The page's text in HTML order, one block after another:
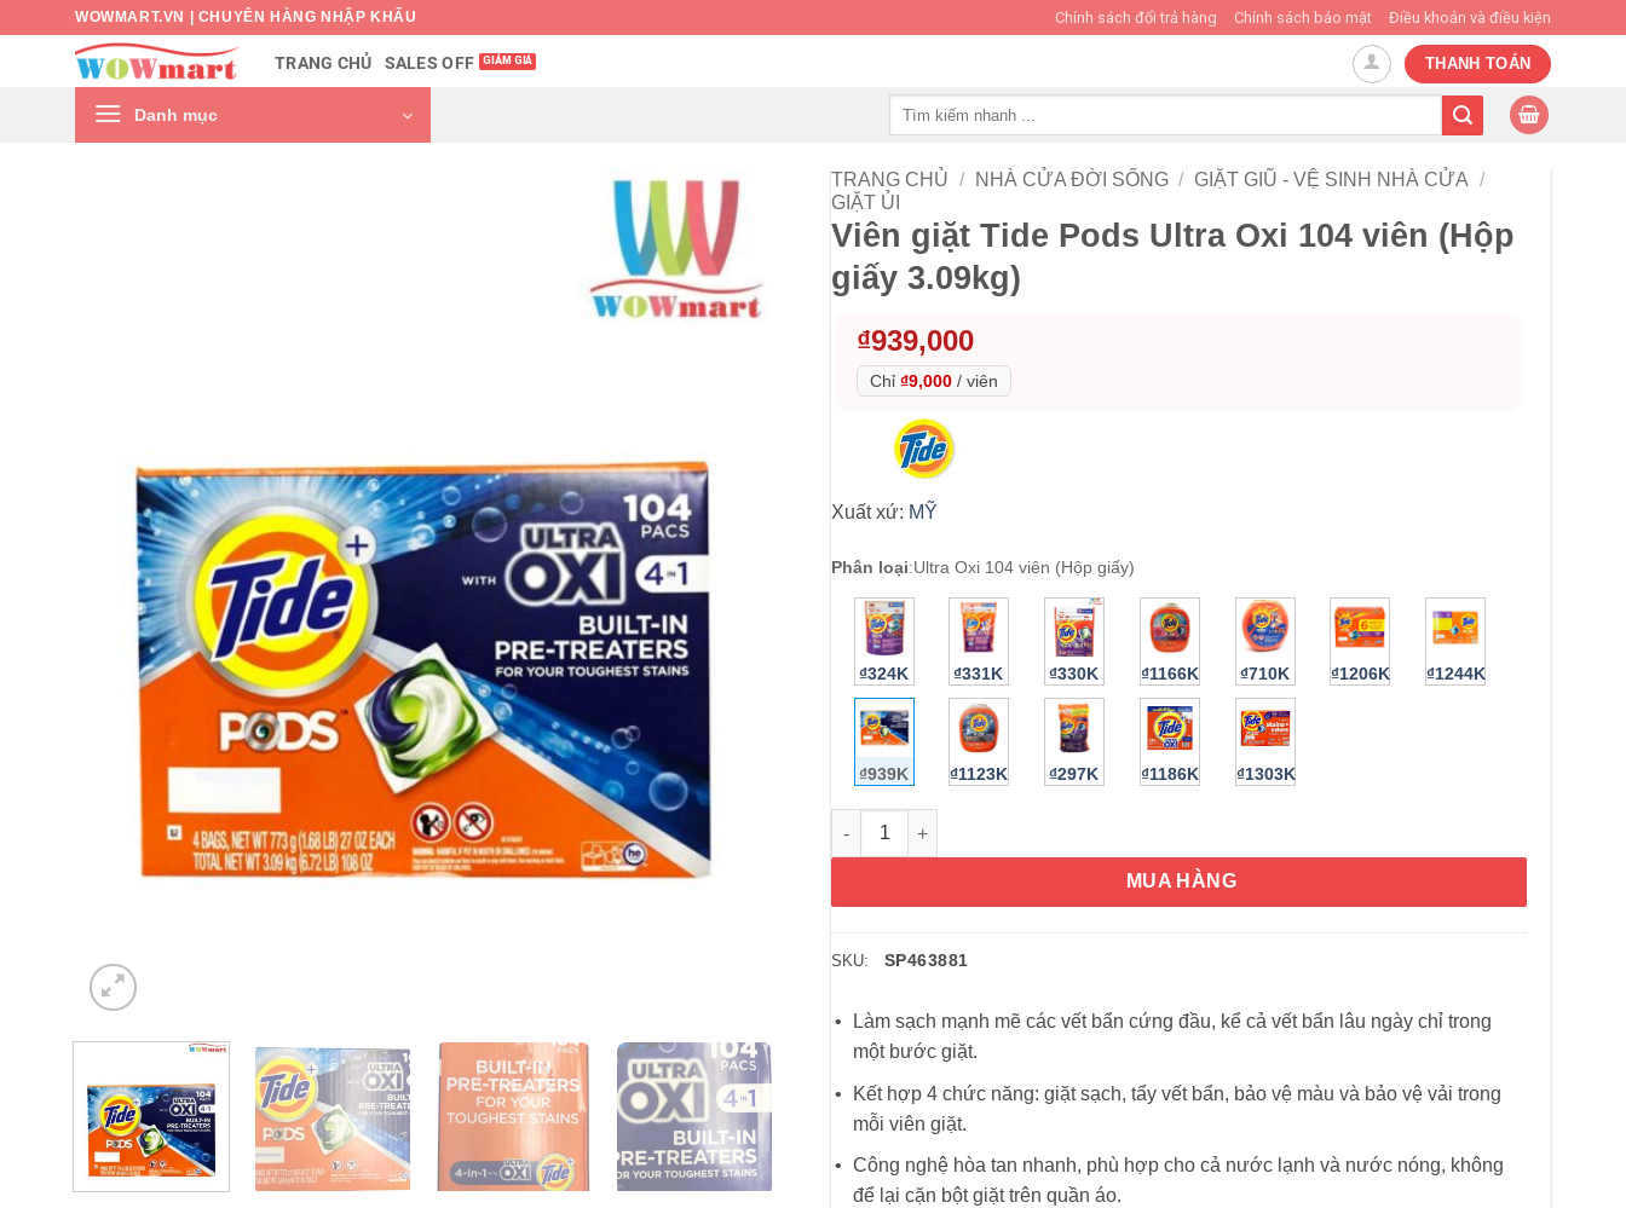
WOWMART.VN | CHUYÊN HÀNG NHẬP KHẨU Chính sách đổi trả hàng Chính sách bảo mật Điều khoản và điều kiện
TRANG CHỦ SALES OFF THANH TOÁN
Danh mục
HÌNH THẬT
TRANG CHỦ / NHÀ CỬA ĐỜI SỐNG / GIẶT GIŨ - VỆ SINH NHÀ CỬA /
GIẶT ỦI
Viên giặt Tide Pods Ultra Oxi 104 viên (Hộp
giấy 3.09kg)
₫939,000
Chỉ ₫9,000 / viên
Xuất xứ: MỸ
Phân loại:Ultra Oxi 104 viên (Hộp giấy)
₫324K ₫331K ₫330K ₫1166K ₫710K ₫1206K ₫1244K
₫939K ₫1123K ₫297K ₫1186K ₫1303K
Viên giặt Tide Pods Ultra Oxi 104 viên (Hộp giấy 3.09kg) số lượng
MUA HÀNG
SKU: SP463881
Làm sạch mạnh mẽ các vết bẩn cứng đầu, kể cả vết bẩn lâu ngày chỉ trong
một bước giặt.
Kết hợp 4 chức năng: giặt sạch, tẩy vết bẩn, bảo vệ màu và bảo vệ vải trong
mỗi viên giặt.
Công nghệ hòa tan nhanh, phù hợp cho cả nước lạnh và nước nóng, không
để lại cặn bột giặt trên quần áo.